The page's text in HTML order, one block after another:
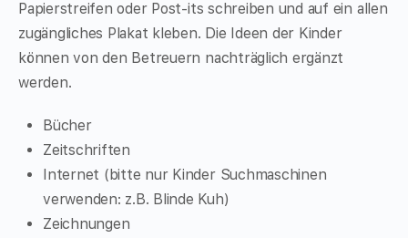
Papierstreifen oder Post-its schreiben und auf ein allen
zugängliches Plakat kleben. Die Ideen der Kinder
können von den Betreuern nachträglich ergänzt
werden.
Bücher
Zeitschriften
Internet (bitte nur Kinder Suchmaschinen
verwenden: z.B. Blinde Kuh)
Zeichnungen